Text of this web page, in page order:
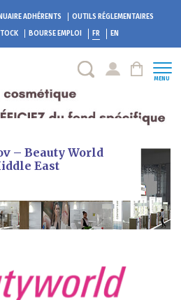
ADHÉRENTS
OUTILS RÉGLEMENTAIRES
BOURSE EMPLOI FR EN
MENU
– Beauty World
East